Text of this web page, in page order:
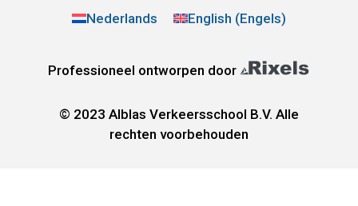
Nederlands English (Engels)
Professioneel ontworpen door
© 2023 Alblas Verkeersschool B.V. Alle
rechten voorbehouden